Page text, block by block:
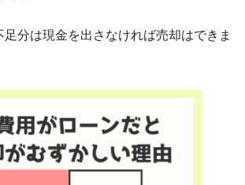
足分は現金を出さなければ売却はできま